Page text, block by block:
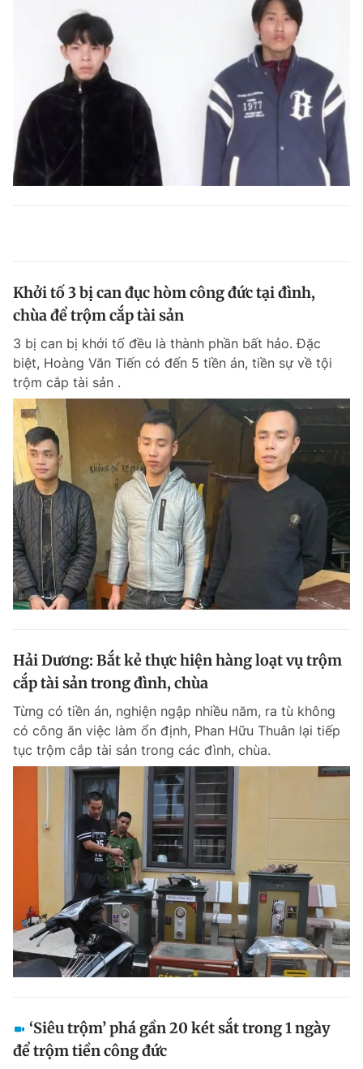
Khởi tố 3 bị can đục hòm công đức tại đình,
chùa để trộm cắp tài sản
3 bị can bị khởi tố đều là thành phần bất hảo. Đặc
biệt, Hoàng Văn Tiến có đến 5 tiền án, tiền sự về tội
trộm cắp tài sản .
Hải Dương: Bắt kẻ thực hiện hàng loạt vụ trộm
cắp tài sản trong đình, chùa
Từng có tiền án, nghiện ngập nhiều năm, ra tù không
có công ăn việc làm ổn định, Phan Hữu Thuân lại tiếp
tục trộm cắp tài sản trong các đình, chùa.
‘Siêu trộm’ phá gần 20 két sắt trong 1 ngày
để trộm tiền công đức